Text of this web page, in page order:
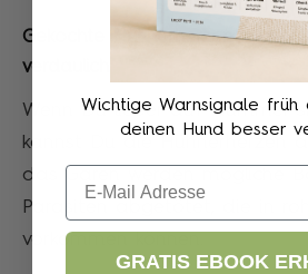
Gekochte Hühnerherzen: Sicher
verdaulich
Wenn Du lieber auf Nummer
kannst Du die Hühnerherzen
das Garen werden mögliche
Parasiten abgetötet, die in
vorkommen können.
Wichtige Warnsignale früh
deinen Hund besser
Email
GRATIS EBOOK